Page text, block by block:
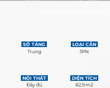
SỐ TẦNG
Trung
LOẠI CĂN
3PN
NỘI THẤT
Đầy đủ
DIỆN TÍCH
82,9 m2